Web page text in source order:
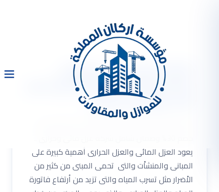
شركة عزل مائى وحرارى
بالدمام 0533334179 مع خصم
يعود العزل المائى والعزل الحرارى أهمية كبيرة على
المبانى والمنشاْت والتى تحمى المبنى من كثير من
الاْضرار مثل تسرب المياه والتى تزيد من أرتفاع فاتورة